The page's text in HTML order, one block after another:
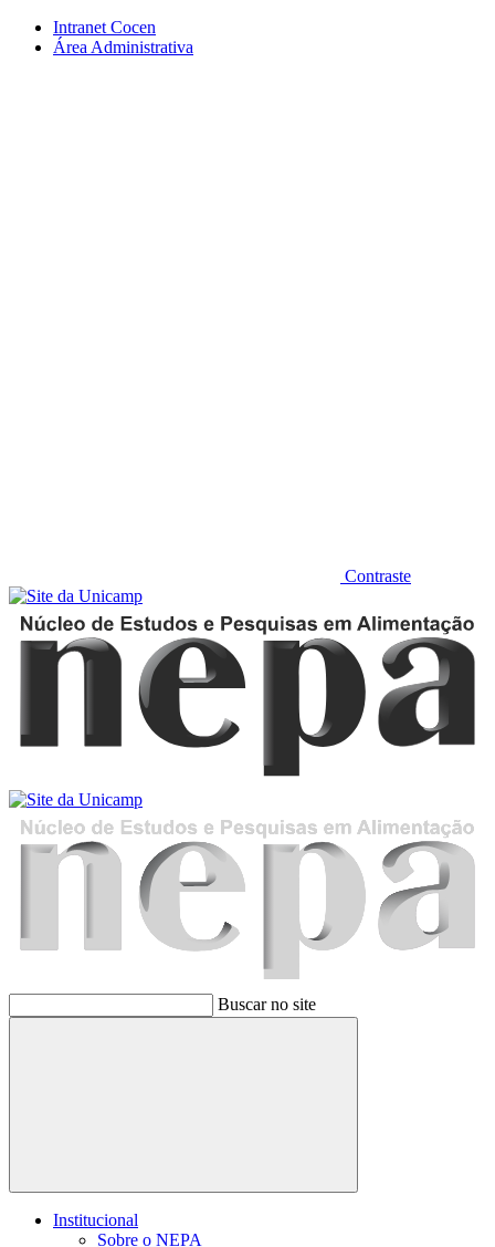
Conteúdo principal Menu principal
Intranet Cocen
Área Administrativa
Contraste
Buscar no site
Buscar
Institucional
Sobre o NEPA